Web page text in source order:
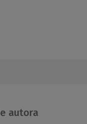
autora